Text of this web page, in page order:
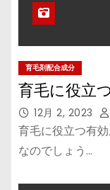
育毛剤配合成分
育毛に役立
12月 2, 2023
育毛に役立つ有
なのでしょう…